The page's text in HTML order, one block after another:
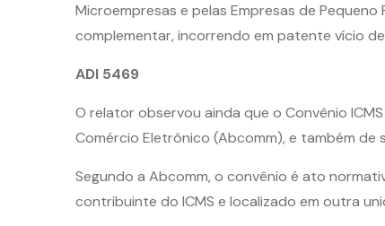
Microempresas e pelas Empresas de
complementar, incorrendo em patente vício
ADI 5469
O relator observou ainda que o Convênio
Comércio Eletrônico (Abcomm), e também de
Segundo a Abcomm, o convênio é ato
contribuinte do ICMS e localizado em outra